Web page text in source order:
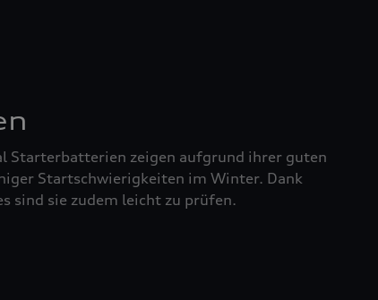
Starterbatterien zeigen aufgrund ihrer guten
Startschwierigkeiten im Winter. Dank
sind sie zudem leicht zu prüfen.